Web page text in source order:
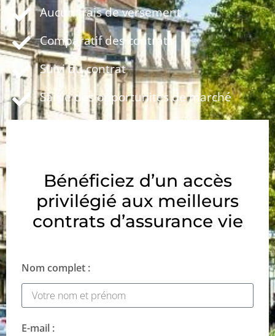
Aucun frais de versement
Comparatif des contrats
Suivi du contrat
Saisie des opportunités de marché
Bénéficiez d’un accès
privilégié aux meilleurs
contrats d’assurance vie
Nom complet :
E-mail :